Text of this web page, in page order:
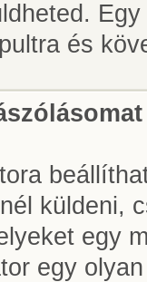
és
küldeni,
egy
egy